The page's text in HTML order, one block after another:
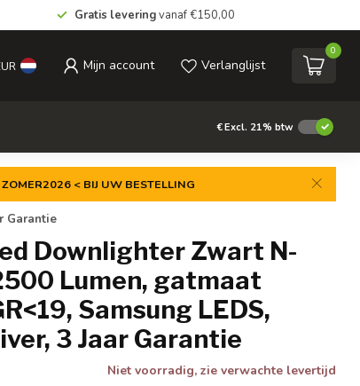
Gratis leveringvanaf €150,00
Mijn account Verlanglijst
0
€Excl. 21% btw
< BIJ UW BESTELLING
Garantie
Downlighter Zwart N-
Lumen, gatmaat
Samsung LEDS,
3 Jaar Garantie
Niet voorradig, zie verwachte levertijd